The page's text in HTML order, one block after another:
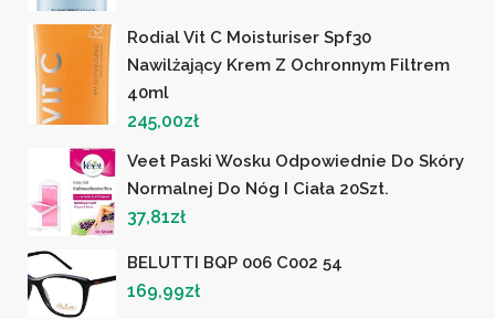
Rodial Vit C Moisturiser Spf30
Nawilżający Krem Z Ochronnym Filtrem
40ml
245,00zł
Veet Paski Wosku Odpowiednie Do Skóry
Normalnej Do Nóg I Ciała 20Szt.
37,81zł
BELUTTI BQP 006 C002 54
169,99zł